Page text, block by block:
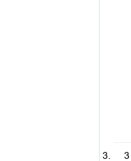
3